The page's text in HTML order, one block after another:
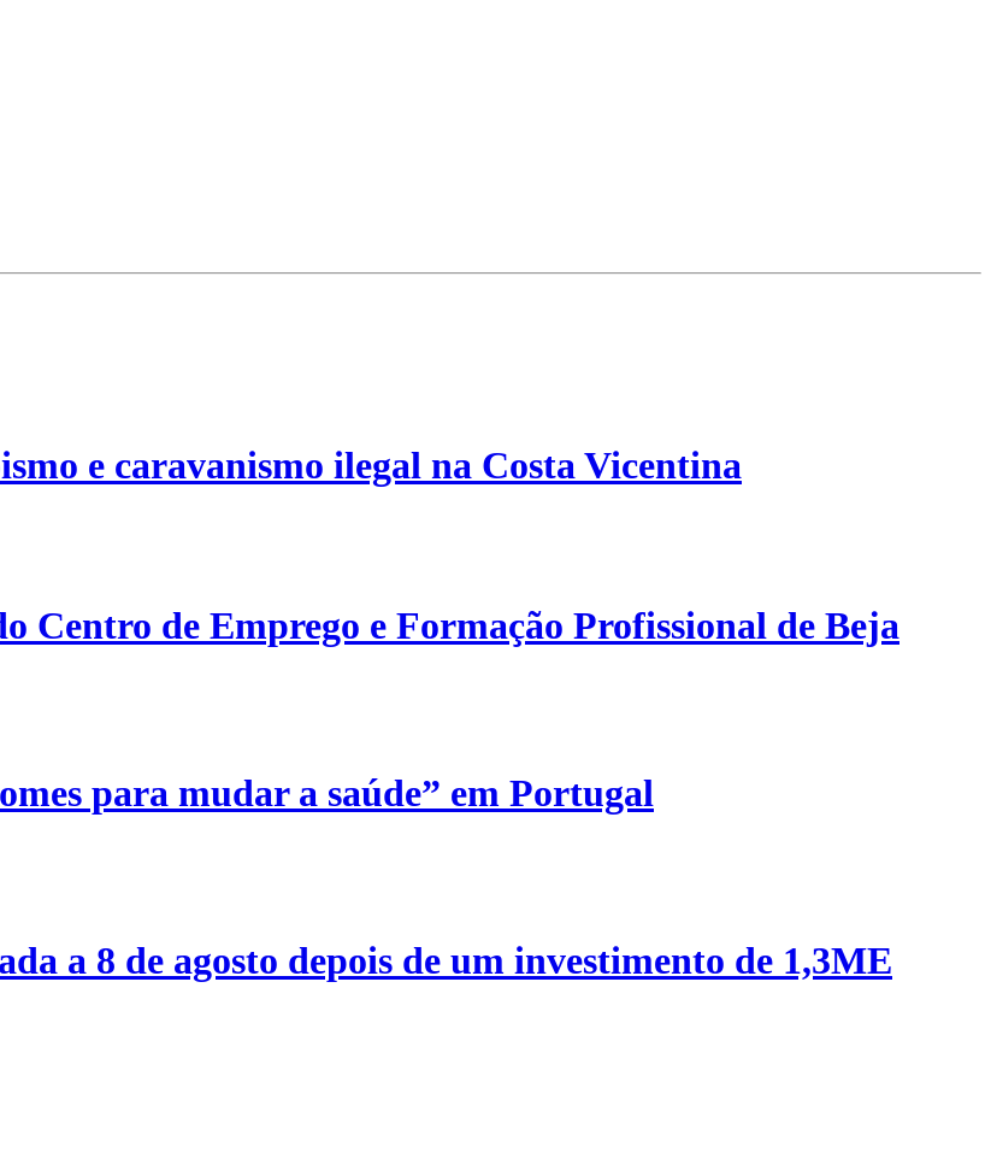
e caravanismo ilegal na Costa Vicentina
Centro de Emprego e Formação Profissional de Beja
para mudar a saúde” em Portugal
a 8 de agosto depois de um investimento de 1,3ME